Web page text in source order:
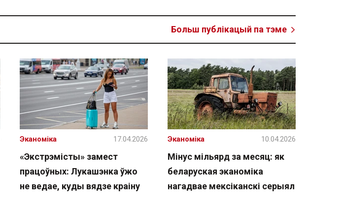
Больш публікацый па тэме
«Экстрэмісты» замест
працоўных: Лукашэнка ўжо
не ведае, куды вядзе краіну
Эканоміка 17.04.2026
Мінус мільярд за месяц: як
беларуская эканоміка
нагадвае мексіканскі серыял
Эканоміка 10.04.2026